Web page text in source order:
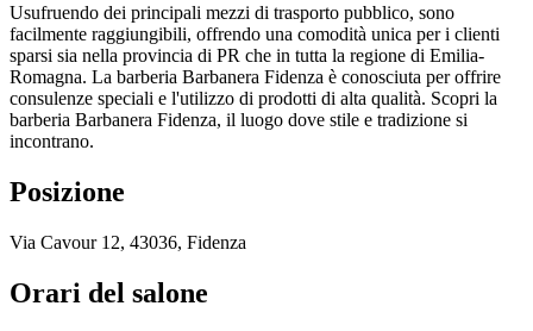
Usufruendo dei principali mezzi di trasporto pubblico, sono
facilmente raggiungibili, offrendo una comodità unica per i clienti
sparsi sia nella provincia di PR che in tutta la regione di Emilia-
Romagna. La barberia Barbanera Fidenza è conosciuta per offrire
consulenze speciali e l'utilizzo di prodotti di alta qualità. Scopri la
barberia Barbanera Fidenza, il luogo dove stile e tradizione si
incontrano.
Posizione
Via Cavour 12, 43036, Fidenza
Orari del salone